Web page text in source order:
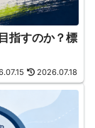
指すのか？標
2026.07.18